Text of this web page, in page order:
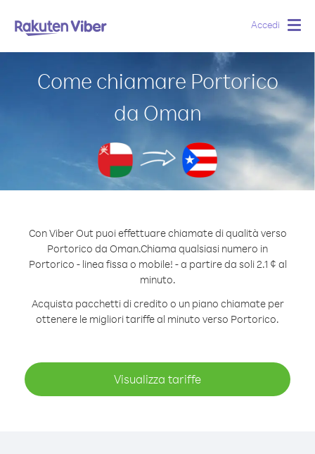
Accedi
Come chiamare Portorico
da Oman
Con Viber Out puoi effettuare chiamate di qualità verso
Portorico da Oman.Chiama qualsiasi numero in
Portorico - linea fissa o mobile! - a partire da soli 2.1 ¢ al
minuto.
Acquista pacchetti di credito o un piano chiamate per
ottenere le migliori tariffe al minuto verso Portorico.
Visualizza tariffe